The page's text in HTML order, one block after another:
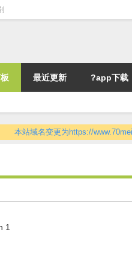
最近更新 ?app下载
本站域名变更为https://
1